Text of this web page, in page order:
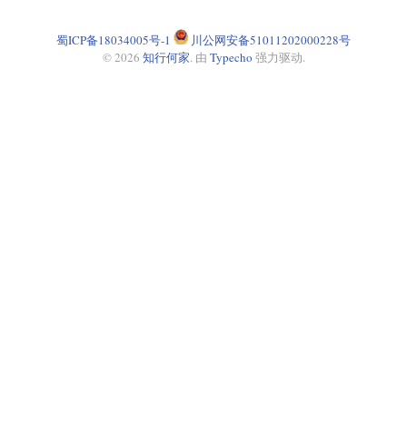
蜀ICP备18034005号-1
川公网安备51011202000228号
© 2026 知行何家. 由 Typecho 强力驱动.